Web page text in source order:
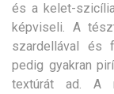
és a kelet-
képviseli. A
szardellával és
pedig gyakran
textúrát ad. A